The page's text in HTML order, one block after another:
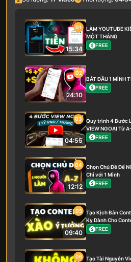
01
15:34
LÀM YOUTUBE
MỘT THÁNG
FREE
02
24:10
BẮT ĐẦU 1 MÌNH
FREE
03
04:55
Quy trình 4 Bước
VIEW NGOẠI Từ
FREE
04
12:12
Chọn Chủ Đề Để
Chỉ với 1 Mình
FREE
05
09:40
Tạo Kịch Bản
Kỵ Dành Cho
FREE
06
Tạo Tài Nguyên